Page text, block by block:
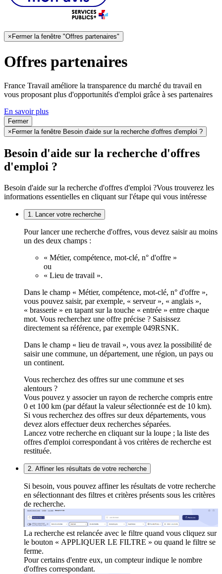
× Fermer la fenêtre "Offres partenaires"
Offres partenaires
France Travail améliore la transparence du marché du travail en
vous proposant plus d'opportunités d'emploi grâce à ses partenaires
En savoir plus
Fermer
× Fermer la fenêtre Besoin d'aide sur la recherche d'offres d'emploi ?
Besoin d'aide sur la recherche d'offres
d'emploi ?
Besoin d'aide sur la recherche d'offres d'emploi ?Vous trouverez les
informations essentielles en cliquant sur l'étape qui vous intéresse
1. Lancer votre recherche
Pour lancer une recherche d'offres, vous devez saisir au moins
un des deux champs :
« Métier, compétence, mot-clé, n° d'offre »
ou
« Lieu de travail ».
Dans le champ « Métier, compétence, mot-clé, n° d'offre »,
vous pouvez saisir, par exemple, « serveur », « anglais »,
« brasserie » en tapant sur la touche « entrée » entre chaque
mot. Vous recherchez une offre précise ? Saisissez
directement sa référence, par exemple 049RSNK.
Dans le champ « lieu de travail », vous avez la possibilité de
saisir une commune, un département, une région, un pays ou
un continent.
Vous recherchez des offres sur une commune et ses
alentours ?
Vous pouvez y associer un rayon de recherche compris entre
0 et 100 km (par défaut la valeur sélectionnée est de 10 km).
Si vous recherchez des offres sur deux départements, vous
devez alors effectuer deux recherches séparées.
Lancez votre recherche en cliquant sur la loupe ; la liste des
offres d'emploi correspondant à vos critères de recherche est
restituée.
2. Affiner les résultats de votre recherche
Si besoin, vous pouvez affiner les résultats de votre recherche
en sélectionnant des filtres et critères présents sous les critères
de recherche.
La recherche est relancée avec le filtre quand vous cliquez sur
le bouton « APPLIQUER LE FILTRE » ou quand le filtre se
ferme.
Pour certains d'entre eux, un compteur indique le nombre
d'offres correspondant.